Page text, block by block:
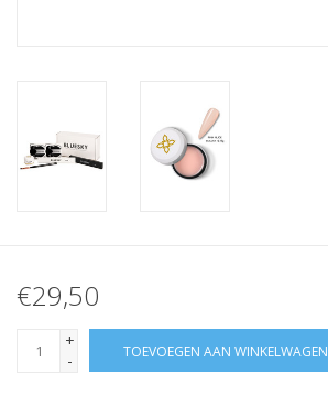
€29,50
+
-
TOEVOEGEN AAN WINKELWAGEN